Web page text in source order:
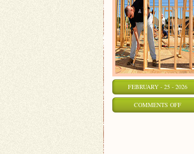
FEBRUARY - 25 - 2026
COMMENTS OFFON